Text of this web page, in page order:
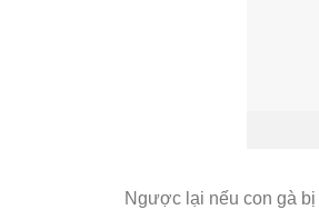
Ngược lại nếu con gà